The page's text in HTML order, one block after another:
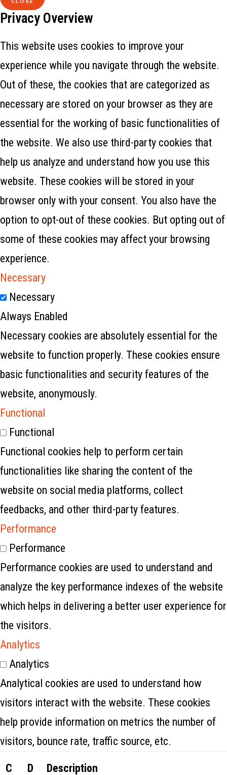
CLOSE
Privacy Overview
This website uses cookies to improve your
experience while you navigate through the website.
Out of these, the cookies that are categorized as
necessary are stored on your browser as they are
essential for the working of basic functionalities of
the website. We also use third-party cookies that
help us analyze and understand how you use this
website. These cookies will be stored in your
browser only with your consent. You also have the
option to opt-out of these cookies. But opting out of
some of these cookies may affect your browsing
experience.
Necessary
Necessary
Always Enabled
Necessary cookies are absolutely essential for the
website to function properly. These cookies ensure
basic functionalities and security features of the
website, anonymously.
Functional
Functional
Functional cookies help to perform certain
functionalities like sharing the content of the
website on social media platforms, collect
feedbacks, and other third-party features.
Performance
Performance
Performance cookies are used to understand and
analyze the key performance indexes of the website
which helps in delivering a better user experience for
the visitors.
Analytics
Analytics
Analytical cookies are used to understand how
visitors interact with the website. These cookies
help provide information on metrics the number of
visitors, bounce rate, traffic source, etc.
C
D
Description